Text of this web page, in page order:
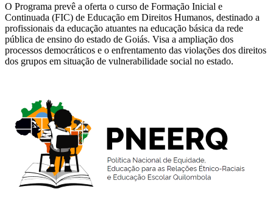
O Programa prevê a oferta o curso de Formação Inicial e
Continuada (FIC) de Educação em Direitos Humanos, destinado a
profissionais da educação atuantes na educação básica da rede
pública de ensino do estado de Goiás. Visa a ampliação dos
processos democráticos e o enfrentamento das violações dos direitos
dos grupos em situação de vulnerabilidade social no estado.